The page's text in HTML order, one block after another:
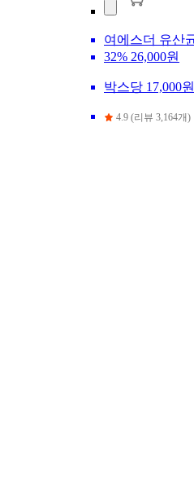
여에스더 유산
32% 26,000원
박스당 17,000
4.9 (리뷰 3,164개)